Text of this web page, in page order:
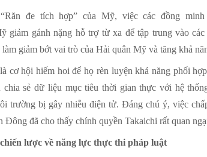
đe tích hợp” của Mỹ, việc các đồng
giảm gánh nặng hỗ trợ từ xa để tập trung vào
giảm bớt vai trò của Hải quân Mỹ và tăng khả
cơ hội hiếm hoi để họ rèn luyện khả năng phối
chia sẻ dữ liệu mục tiêu thời gian thực với hệ
trường bị gây nhiễu điện tử. Đáng chú ý, việc
Đông đã cho thấy chính quyền Takaichi rất quan
lược về năng lực thực thi pháp luật